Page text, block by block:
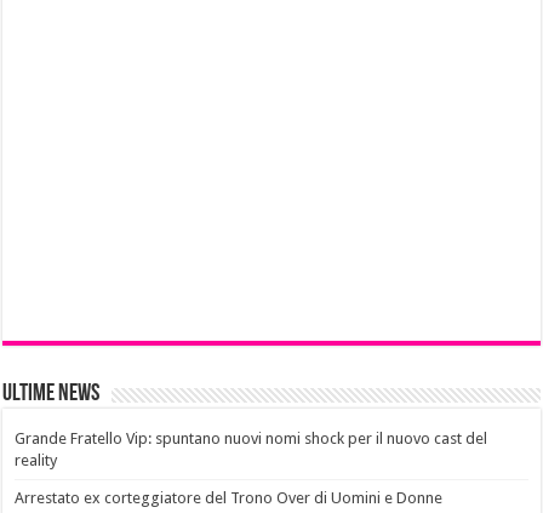
Ultime News
Grande Fratello Vip: spuntano nuovi nomi shock per il nuovo cast del
reality
Arrestato ex corteggiatore del Trono Over di Uomini e Donne